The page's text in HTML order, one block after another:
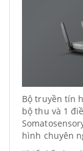
Bộ truyền tín
bộ thu và 1
hình chuyên